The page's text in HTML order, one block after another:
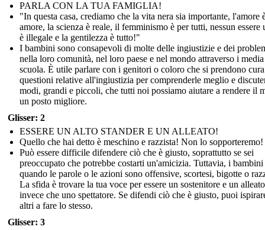
PARLA CON LA TUA FAMIGLIA!
"In questa casa, crediamo che la vita nera sia importante, l'amore
amore, la scienza è reale, il femminismo è per tutti, nessun essere
è illegale e la gentilezza è tutto!"
I bambini sono consapevoli di molte delle ingiustizie e dei
nella loro comunità, nel loro paese e nel mondo attraverso i
scuola. È utile parlare con i genitori o coloro che si prendono
questioni relative all'ingiustizia per comprenderle meglio e
modi, grandi e piccoli, che tutti noi possiamo aiutare a rendere il
un posto migliore.
Glisser: 2
ESSERE UN ALTO STANDER E UN ALLEATO!
Quello che hai detto è meschino e razzista! Non lo sopporteremo!
Può essere difficile difendere ciò che è giusto, soprattutto se sei
preoccupato che potrebbe costarti un'amicizia. Tuttavia, i bambini
quando le parole o le azioni sono offensive, scortesi, bigotte o
La sfida è trovare la tua voce per essere un sostenitore e un alleato
invece che uno spettatore. Se difendi ciò che è giusto, puoi
altri a fare lo stesso.
Glisser: 3